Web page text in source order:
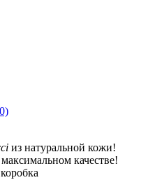
из натуральной кожи!
качестве!